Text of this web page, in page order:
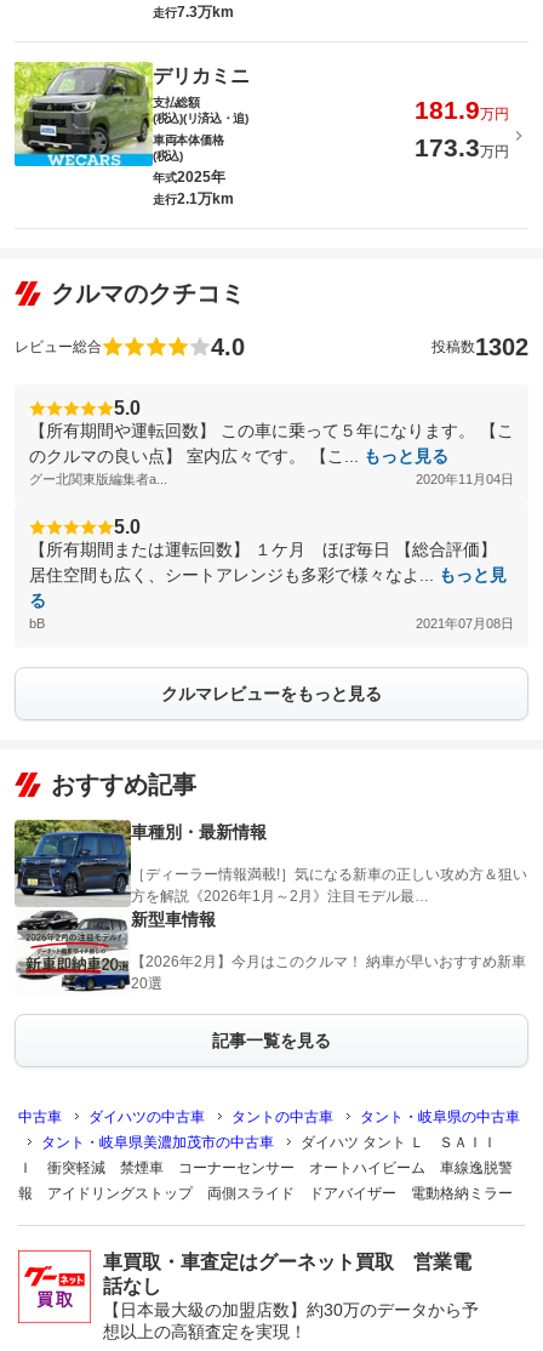
走行7.3万km
デリカミニ
支払総額
(税込)(リ済込・追)
181.9万円
車両本体価格
(税込)
173.3万円
年式2025年
走行2.1万km
クルマのクチコミ
レビュー総合 4.0 投稿数1302
5.0
【所有期間や運転回数】 この車に乗って５年になります。 【こ
のクルマの良い点】 室内広々です。 【こ...
もっと見る
グー北関東版編集者a... 2020年11月04日
5.0
【所有期間または運転回数】 １ケ月 ほぼ毎日 【総合評価】
居住空間も広く、シートアレンジも多彩で様々なよ...
もっと見
る
bB 2021年07月08日
クルマレビューをもっと見る
おすすめ記事
車種別・最新情報
［ディーラー情報満載!］気になる新車の正しい攻め方＆狙い
方を解説《2026年1月～2月》注目モデル最…
新型車情報
【2026年2月】今月はこのクルマ！ 納車が早いおすすめ新車
20選
記事一覧を見る
中古車 ダイハツの中古車 タントの中古車
タント・岐阜県の中古車
タント・岐阜県美濃加茂市の中古車
ダイハツ タント Ｌ ＳＡＩＩ
Ｉ 衝突軽減 禁煙車 コーナーセンサー オートハイビーム 車線逸脱警
報 アイドリングストップ 両側スライド ドアバイザー 電動格納ミラー
車買取・車査定はグーネット買取 営業電
話なし
【日本最大級の加盟店数】約30万のデータから予
想以上の高額査定を実現！